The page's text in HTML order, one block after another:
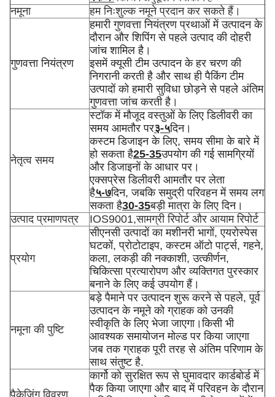
नमूना हम निःशुल्क नमूने प्रदान कर सकते हैं।
गुणवत्ता नियंत्रण
हमारी गुणवत्ता नियंत्रण प्रथाओं में उत्पादन के
दौरान और शिपिंग से पहले उत्पाद की दोहरी
जांच शामिल है।
इसमें क्यूसी टीम उत्पादन के हर चरण की
निगरानी करती है और साथ ही पैकिंग टीम
उत्पादों को हमारी सुविधा छोड़ने से पहले अंतिम
गुणवत्ता जांच करती है।
नेतृत्व समय
स्टॉक में मौजूद वस्तुओं के लिए डिलीवरी का
समय आमतौर पर३-५दिन।
कस्टम डिजाइन के लिए, समय सीमा के बारे में
हो सकता है25-35उपयोग की गई सामग्रियों
और डिजाइनों के आधार पर।
एक्सप्रेस डिलीवरी आमतौर पर लेता
है५-७दिन, जबकि समुद्री परिवहन में समय लग
सकता है30-35बड़ी मात्रा के लिए दिन।
उत्पाद प्रमाणपत्र
IOS9001,सामग्री रिपोर्ट और आयाम रिपोर्ट
प्रयोग
सीएनसी उत्पादों का मशीनरी भागों, एयरोस्पेस
घटकों, प्रोटोटाइप, कस्टम ऑटो पार्ट्स, गहने,
कला, लकड़ी की नक्काशी, उत्कीर्णन,
चिकित्सा प्रत्यारोपण और व्यक्तिगत पुरस्कार
बनाने के लिए कई उपयोग हैं।
नमूना की पुष्टि
बड़े पैमाने पर उत्पादन शुरू करने से पहले, पूर्व
उत्पादन के नमूने को ग्राहक को उनकी
स्वीकृति के लिए भेजा जाएगा।किसी भी
आवश्यक समायोजन मोल्ड पर किया जाएगा
जब तक ग्राहक पूरी तरह से अंतिम परिणाम के
साथ संतुष्ट है.
पैकेजिंग विवरण
कार्गो को सुरक्षित रूप से घुमावदार कार्डबोर्ड में
पैक किया जाएगा और बाद में परिवहन के दौरान